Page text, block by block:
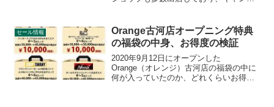
の中からお得なグッズを随時ピックアッ
プしてご紹介します。
セール情報
Orange古河店オープニング特典
の福袋の中身、お得度の検証
2020年9月12日にオープンした
Orange（オレンジ）古河店の福袋の中に
何が入っていたのか、どれくらいお得な